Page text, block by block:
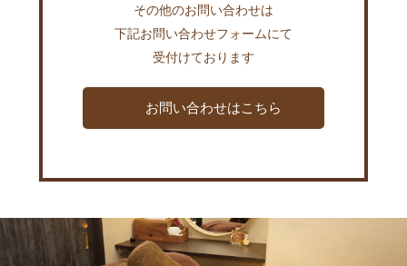
その他のお問い合わせは
下記お問い合わせフォームにて
受付けております
お問い合わせはこちら